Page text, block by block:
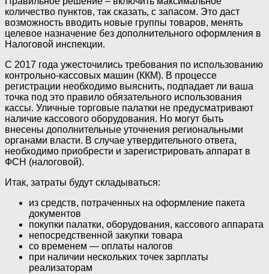
количество пунктов, так сказать, с запасом. Это даст
возможность вводить новые группы товаров, менять
целевое назначение без дополнительного оформления в
Налоговой инспекции.
С 2017 года ужесточились требования по использованию
контрольно-кассовых машин (ККМ). В процессе
регистрации необходимо выяснить, подпадает ли ваша
точка под это правило обязательного использования
кассы. Уличные торговые палатки не предусматривают
наличие кассового оборудования. Но могут быть
внесены дополнительные уточнения региональными
органами власти. В случае утвердительного ответа,
необходимо приобрести и зарегистрировать аппарат в
ФСН (налоговой).
Итак, затраты будут складываться:
из средств, потраченных на оформление пакета
документов
покупки палатки, оборудования, кассового аппарата
непосредственной закупки товара
со временем — оплаты налогов
при наличии нескольких точек зарплаты
реализаторам